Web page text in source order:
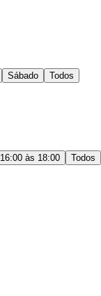
Sábado Todos
16:00 às 18:00 Todos